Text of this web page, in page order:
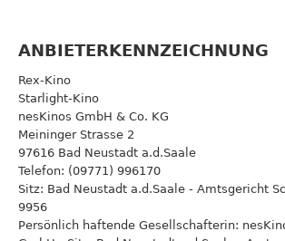
ANBIETERKENNZEICHNUNG
Rex-Kino
Starlight-Kino
nesKinos GmbH & Co. KG
Meininger Strasse 2
97616 Bad Neustadt a.d.Saale
Telefon: (09771) 996170
Sitz: Bad Neustadt a.d.Saale - Amtsgericht
9956
Persönlich haftende Gesellschafterin: